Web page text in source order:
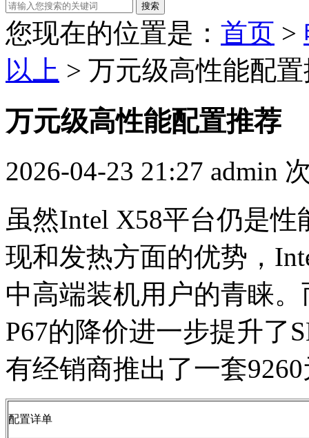
搜索
您现在的位置是： 首页 >
以上 > 万元级高性能配
万元级高性能配置推荐
2026-04-23 21:27 admin
虽然Intel X58平台仍是
现和发热方面的优势，
中高端装机用户的青睐
P67的降价进一步提升了
有经销商推出了一套
配置详单